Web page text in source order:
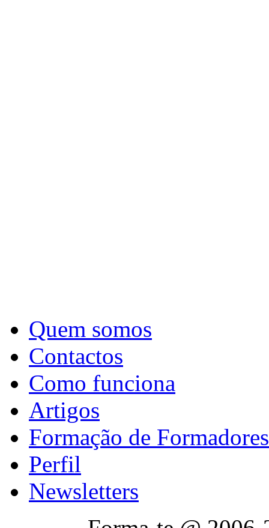
Quem somos
Contactos
Como funciona
Artigos
Formação de Formadores
Perfil
Newsletters